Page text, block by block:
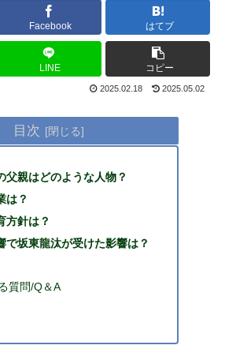
Facebook はてブ
LINE コピー
2025.02.18 2025.05.02
目次
父親はどのような人物？
は？
方針は？
で坂東龍汰が受けた影響は？
質問/Q＆A